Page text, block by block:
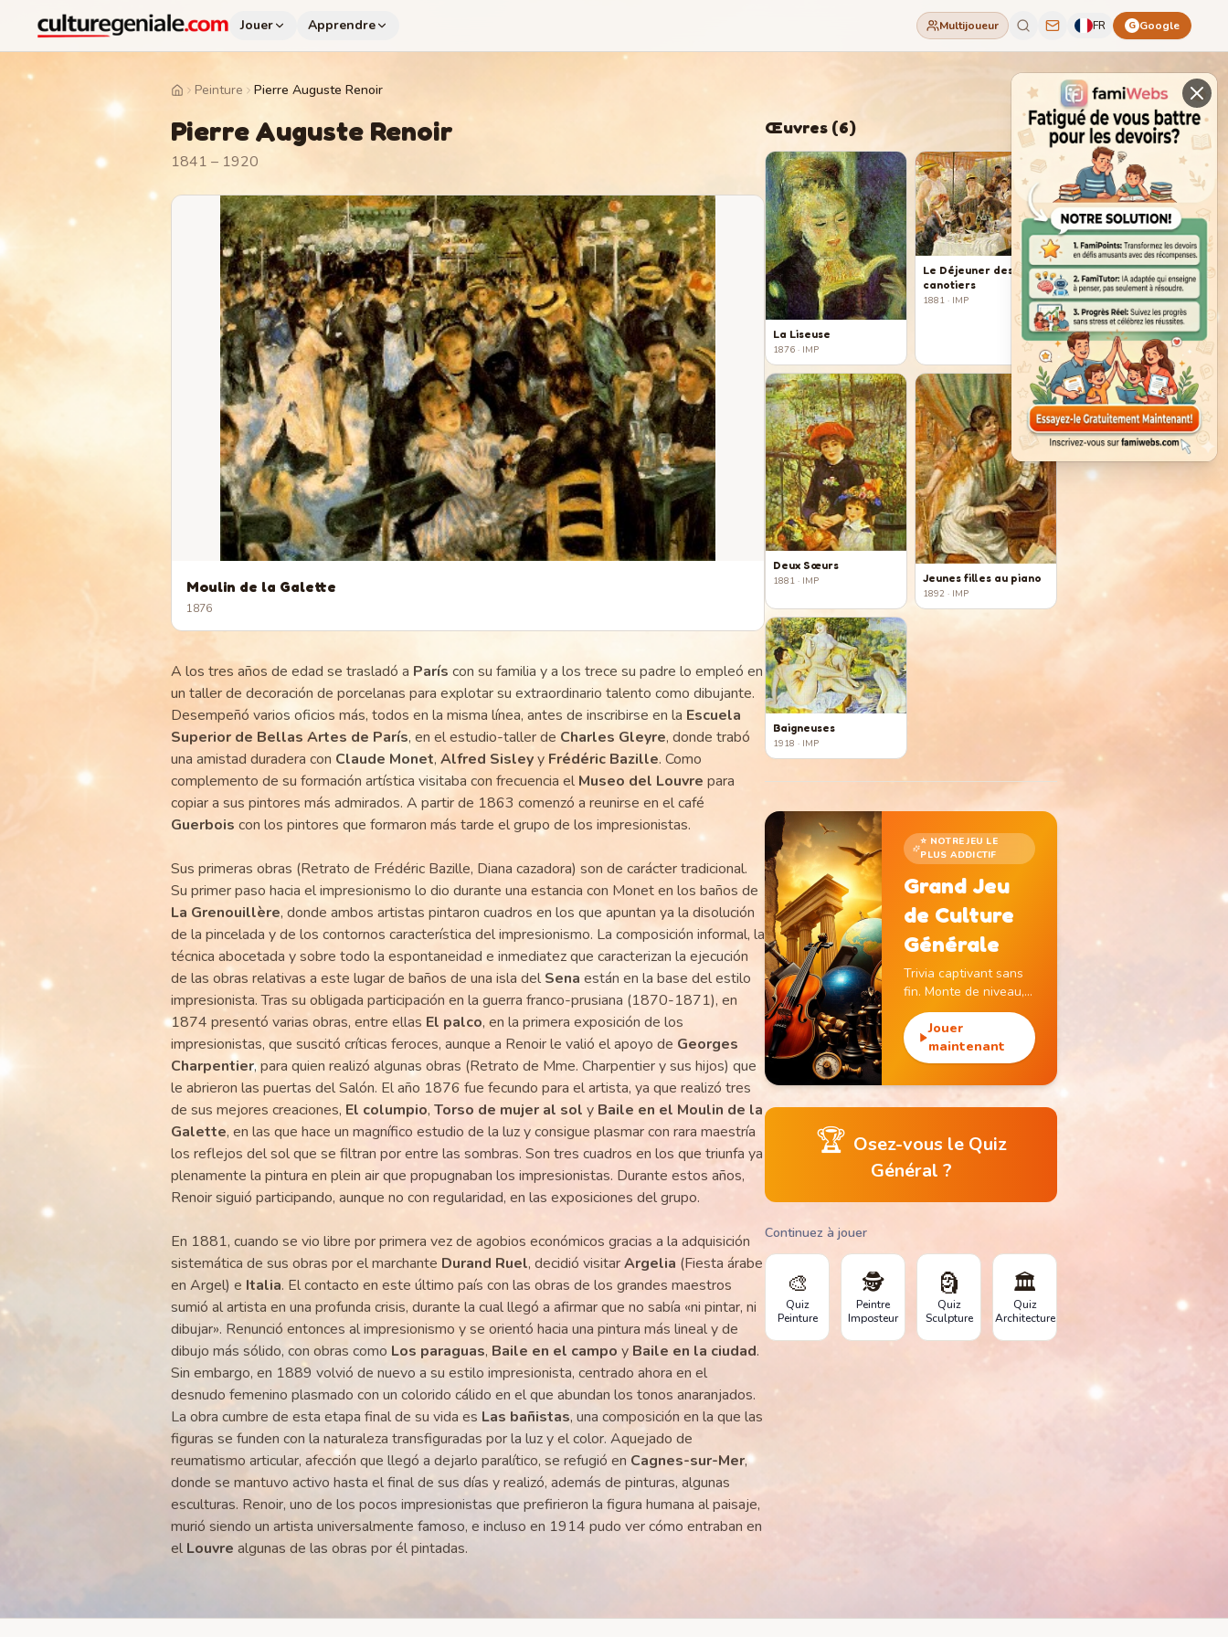
Jouer Apprendre Multijoueur FR G Google
HomePeinture Pierre Auguste Renoir
Pierre Auguste Renoir
1841 – 1920
Moulin de la Galette
1876
A los tres años de edad se trasladó a París con su familia y a los trece su padre lo empleó en
un taller de decoración de porcelanas para explotar su extraordinario talento como dibujante.
Desempeñó varios oficios más, todos en la misma línea, antes de inscribirse en la Escuela
Superior de Bellas Artes de París, en el estudio-taller de Charles Gleyre, donde trabó
una amistad duradera con Claude Monet, Alfred Sisleyy Frédéric Bazille. Como
complemento de su formación artística visitaba con frecuencia el Museo del Louvre para
copiar a sus pintores más admirados. A partir de 1863 comenzó a reunirse en el café
Guerbois con los pintores que formaron más tarde el grupo de los impresionistas.
Sus primeras obras (Retrato de Frédéric Bazille, Diana cazadora) son de carácter tradicional.
Su primer paso hacia el impresionismo lo dio durante una estancia con Monet en los baños de
La Grenouillère, donde ambos artistas pintaron cuadros en los que apuntan ya la disolución
de la pincelada y de los contornos característica del impresionismo. La composición informal, la
técnica abocetada y sobre todo la espontaneidad e inmediatez que caracterizan la ejecución
de las obras relativas a este lugar de baños de una isla delSena están en la base del estilo
impresionista. Tras su obligada participación en la guerra franco-prusiana (1870-1871), en
1874 presentó varias obras, entre ellas El palco, en la primera exposición de los
impresionistas, que suscitó críticas feroces, aunque a Renoir le valió el apoyo de Georges
Charpentier, para quien realizó algunas obras (Retrato de Mme. Charpentier y sus hijos) que
le abrieron las puertas del Salón. El año 1876 fue fecundo para el artista, ya que realizó tres
de sus mejores creaciones, El columpio, Torso de mujer al sol y Baile en el Moulin de la
Galette, en las que hace un magnífico estudio de la luz y consigue plasmar con rara maestría
los reflejos del sol que se filtran por entre las sombras. Son tres cuadros en los que triunfa ya
plenamente la pintura en plein air que propugnaban los impresionistas. Durante estos años,
Renoir siguió participando, aunque no con regularidad, en las exposiciones del grupo.
En 1881, cuando se vio libre por primera vez de agobios económicos gracias a la adquisición
sistemática de sus obras por el marchante Durand Ruel, decidió visitarArgelia (Fiesta árabe
en Argel) e Italia. El contacto en este último país con las obras de los grandes maestros
sumió al artista en una profunda crisis, durante la cual llegó a afirmar que no sabía «ni pintar, ni
dibujar». Renunció entonces al impresionismo y se orientó hacia una pintura más lineal y de
dibujo más sólido, con obras como Los paraguas, Baile en el campo y Baile en la ciudad.
Sin embargo, en 1889 volvió de nuevo a su estilo impresionista, centrado ahora en el
desnudo femenino plasmado con un colorido cálido en el que abundan los tonos anaranjados.
La obra cumbre de esta etapa final de su vida es Las bañistas, una composición en la que las
figuras se funden con la naturaleza transfiguradas por la luz y el color. Aquejado de
reumatismo articular, afección que llegó a dejarlo paralítico, se refugió en Cagnes-sur-Mer,
donde se mantuvo activo hasta el final de sus días y realizó, además de pinturas, algunas
esculturas. Renoir, uno de los pocos impresionistas que prefirieron la figura humana al paisaje,
murió siendo un artista universalmente famoso, e incluso en 1914 pudo ver cómo entraban en
el Louvre algunas de las obras por él pintadas.
Œuvres (6)
La Liseuse
1876 · IMP
Le Déjeuner des
canotiers
1881 · IMP
Deux Sœurs
1881 · IMP Jeunes filles au piano
1892 · IMP
Baigneuses
1918 · IMP
⭐ NOTRE JEU LE
PLUS ADDICTIF
Grand Jeu
de Culture
Générale
Trivia captivant sans
fin. Monte de niveau,
gagne des pièces et
débloque des
monuments
emblématiques.
Jouer
maintenant
🏆 Osez-vous le Quiz
Général ?
Continuez à jouer
🎨
Quiz
Peinture
🕵️
Peintre
Imposteur
🗿
Quiz
Sculpture
🏛️
Quiz
Architecture